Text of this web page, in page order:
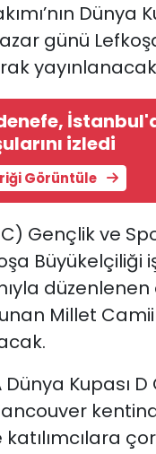
Dünya
günü
izledi
Görüntüle
Gençlik ve
Büyükelçiliği
Millet
Dünya Kupası